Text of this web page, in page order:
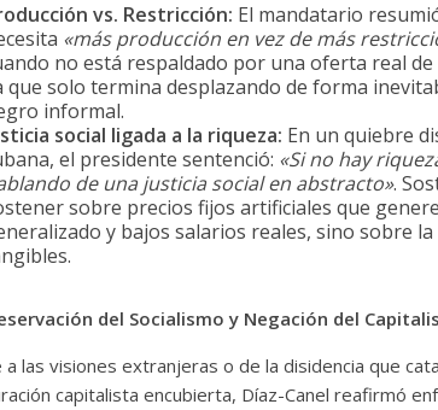
vs. Restricción: El mandatario
«más producción en vez de más
no está respaldado por una oferta real
que solo termina desplazando de forma
informal.
social ligada a la riqueza: En un quiebre
el presidente sentenció: «Si no hay
de una justicia social en abstracto».
sobre precios fijos artificiales que
y bajos salarios reales, sino sobre
del Socialismo y Negación del
a las visiones extranjeras o de la disidencia que
capitalista encubierta, Díaz-Canel reafirmó